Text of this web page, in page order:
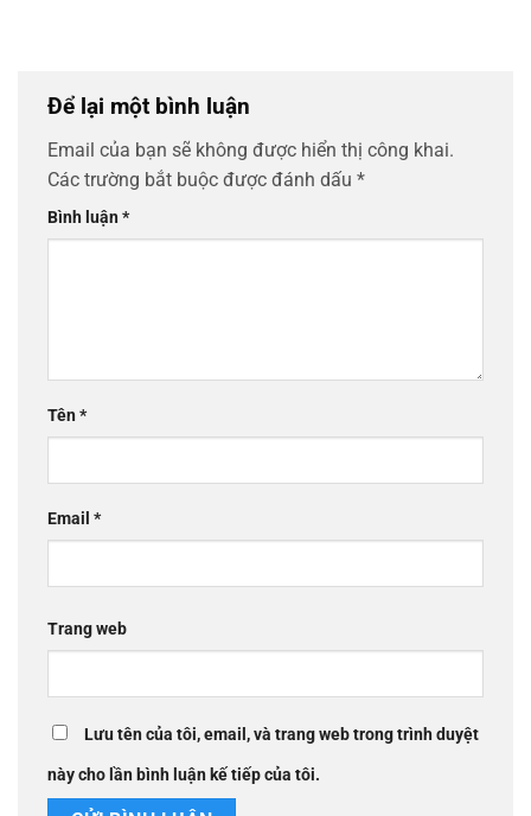
Để lại một bình luận
Email của bạn sẽ không được hiển thị công khai.
Các trường bắt buộc được đánh dấu *
Bình luận*
Tên*
Email *
Trang web
Lưu tên của tôi, email, và trang web trong trình duyệt
này cho lần bình luận kế tiếp của tôi.